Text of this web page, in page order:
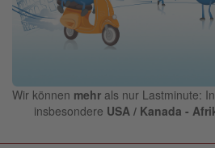
Wir können mehr als nur Lastminute:
insbesondere USA / Kanada -